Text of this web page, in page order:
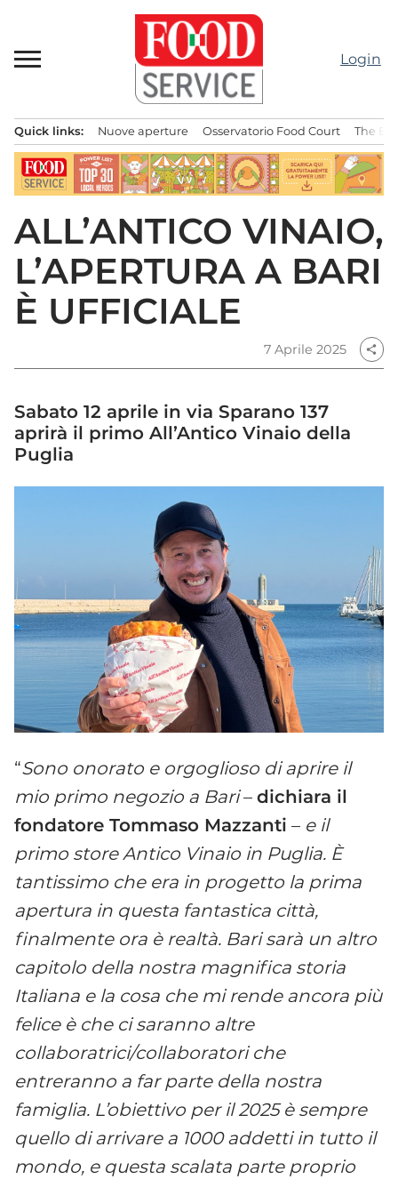
contenuto
Login
principale
Quick links: Nuove aperture Osservatorio Food Court The
ALL’ANTICO VINAIO,
L’APERTURA A BARI
È UFFICIALE
7 Aprile 2025 share
Sabato 12 aprile in via Sparano 137
aprirà il primo All’Antico Vinaio della
Puglia
“Sono onorato e orgoglioso di aprire il
mio primo negozio a Bari– dichiara il
fondatore Tommaso Mazzanti – e il
primo store Antico Vinaio in Puglia. È
tantissimo che era in progetto la prima
apertura in questa fantastica città,
finalmente ora è realtà. Bari sarà un altro
capitolo della nostra magnifica storia
Italiana e la cosa che mi rende ancora più
felice è che ci saranno altre
collaboratrici/collaboratori che
entreranno a far parte della nostra
famiglia. L’obiettivo per il 2025 è sempre
quello di arrivare a 1000 addetti in tutto il
mondo, e questa scalata parte proprio